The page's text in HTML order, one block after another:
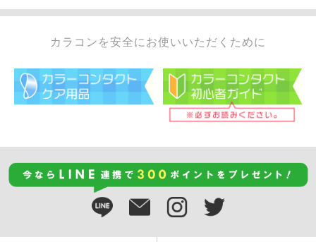
カラコンを安全にお使いいただくために